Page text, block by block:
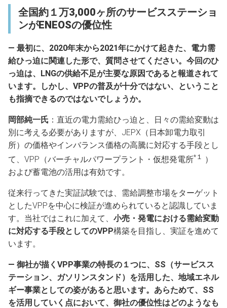
全国約１万3,000ヶ所のサービスステーショ
ンがENEOSの優位性
― 最初に、2020年末から2021年にかけて起きた、電力需
給ひっ迫に関連した形で、質問させてください。今回のひ
っ迫は、LNGの供給不足が主要な原因であると報道されて
います。しかし、VPPの普及が十分ではない、ということ
も指摘できるのではないでしょうか。
岡部純一氏 ：直近の電力需給ひっ迫と、日々の需給変動は
別に考える必要がありますが、JEPX（日本卸電力取引
所）の価格やインバランス価格の高騰に対応する手段とし
て、VPP（バーチャルパワープラント・仮想発電所*１
）
および蓄電池の活用は有効です。
従来行ってきた実証試験では、需給調整市場をターゲット
としたVPPを中心に検証が進められていると認識していま
す。当社ではこれに加えて、 小売・発電における需給変動
に対応する手段としてのVPP構築を目指し、実証を進めて
います。
― 御社が描くVPP事業の特長の１つに、SS（サービスス
テーション、ガソリンスタンド）を活用した、地域エネル
ギー事業としての姿があると思います。あらためて、SS
を活用していく点において、御社の優位性はどのようなも